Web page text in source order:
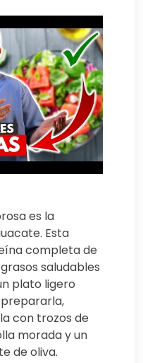
es la
Esta
completa de
saludables
plato ligero
con trozos de
morada y un
de oliva.